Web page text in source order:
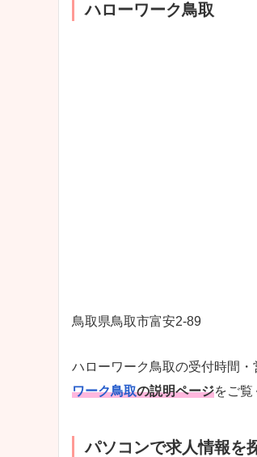
ハローワーク鳥取
鳥取県鳥取市富安2-89
ハローワーク鳥取の受付時間
ワーク鳥取の説明ページをご覧
パソコンで求人情報を